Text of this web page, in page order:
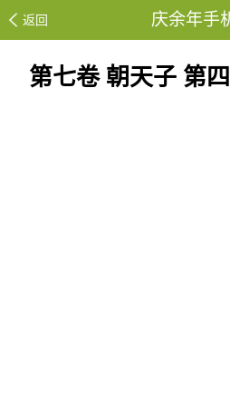
返回 庆余年手
第七卷 朝天子 第